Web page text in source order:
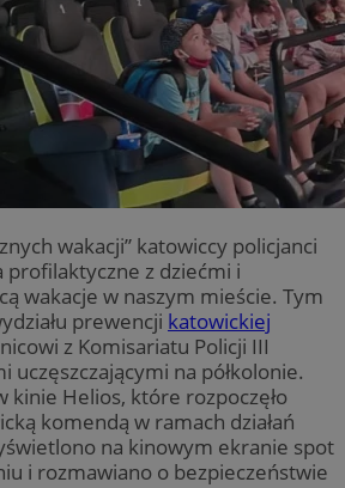
wakacji” katowiccy policjanci
profilaktyczne z dziećmi i
wakacje w naszym mieście. Tym
prewencji katowickiej
z Komisariatu Policji III
uczęszczającymi na półkolonie.
kinie Helios, które rozpoczęło
komendą w ramach działań
na kinowym ekranie spot
i rozmawiano o bezpieczeństwie